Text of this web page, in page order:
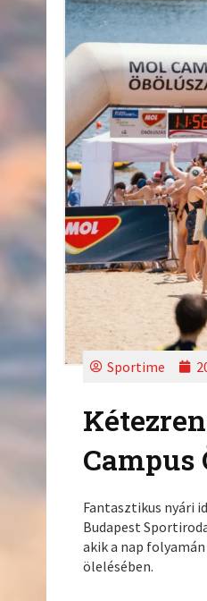
Sportime
Campus
Fantasztikus nyári
Budapest
akik a nap
ölelésében.